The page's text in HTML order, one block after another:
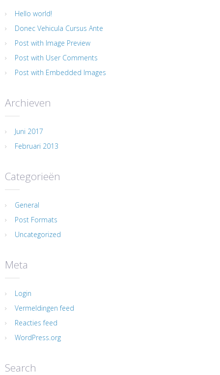
Hello world!
Donec Vehicula Cursus Ante
Post with Image Preview
Post with User Comments
Post with Embedded Images
Archieven
Juni 2017
Februari 2013
Categorieën
General
Post Formats
Uncategorized
Meta
Login
Vermeldingen feed
Reacties feed
WordPress.org
Search